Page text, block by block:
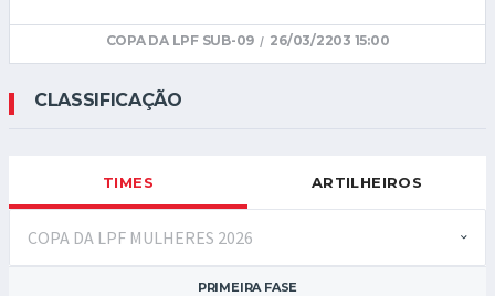
COPA DA LPF SUB-09 / 26/03/2203 15:00
CLASSIFICAÇÃO
TIMES ARTILHEIROS
PRIMEIRA FASE